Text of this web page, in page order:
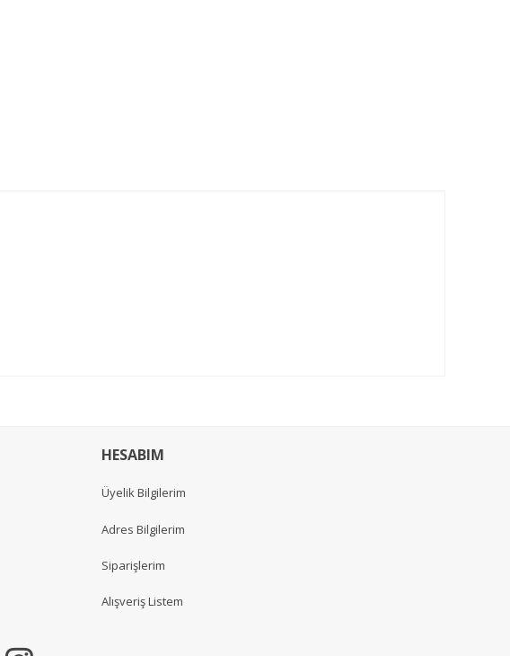
HESABIM
Üyelik Bilgilerim
Adres Bilgilerim
Siparişlerim
Alışveriş Listem